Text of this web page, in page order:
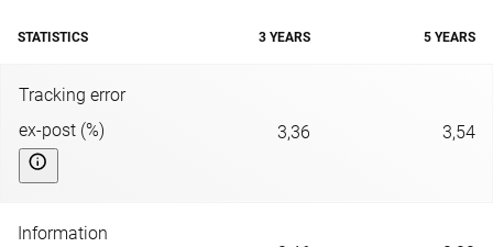
STATISTICS 3 YEARS 5 YEARS
Tracking error
ex-post (%)
3,36 3,54
Information